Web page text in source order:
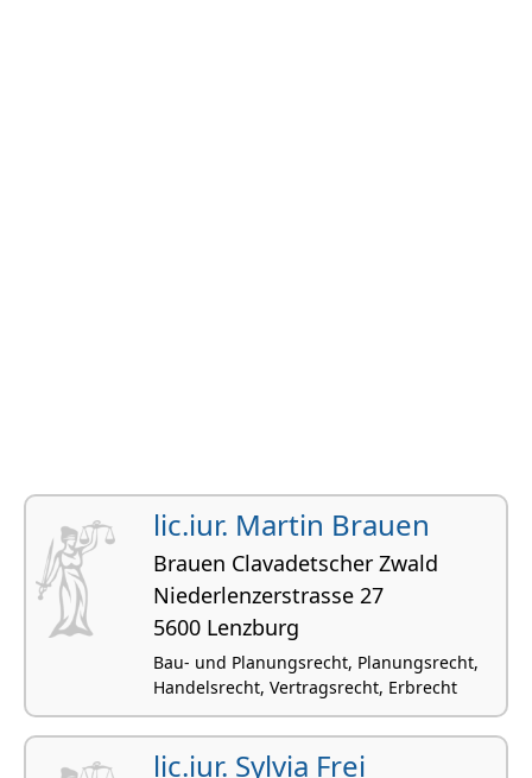
lic.iur. Martin Brauen
Brauen Clavadetscher Zwald
Niederlenzerstrasse 27
5600 Lenzburg
Bau- und Planungsrecht, Planungsrecht,
Handelsrecht, Vertragsrecht, Erbrecht
lic.iur. Sylvia Frei